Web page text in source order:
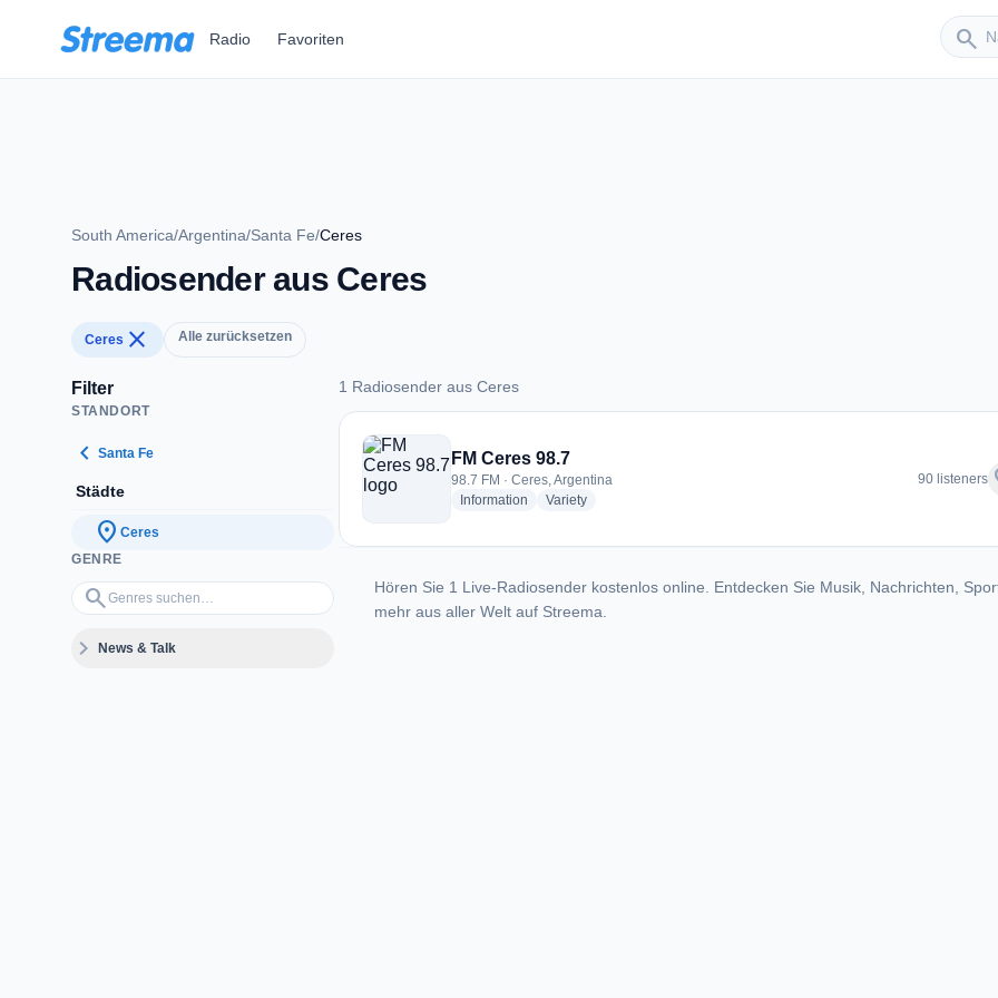
Radio Favoriten search
Sender
South America/Argentina/Santa Fe/Ceres
Radiosender aus Ceres
Ceres close Alle zurücksetzen
Filter
STANDORT
chevron_left Santa Fe
Städte
location_on Ceres
GENRE
search
Genres suchen…
expand_moreNews & Talk
1 Radiosender aus Ceres
1 Radiosender aus Ceres
FM Ceres 98.7
98.7 FM · Ceres, Argentina
Information radio stations
Varietyradio stations
90 listeners
Hören Sie 1 Live-Radiosender kostenlos online. Entdecken Sie Musik, Nachrichten,
mehr aus aller Welt auf Streema.